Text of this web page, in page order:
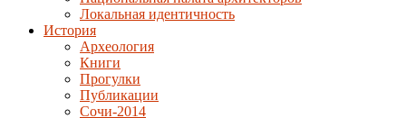
Локальная идентичность
История
Археология
Книги
Прогулки
Публикации
Сочи-2014